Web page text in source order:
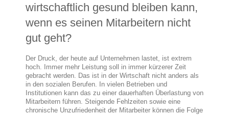
wirtschaftlich gesund bleiben kann,
wenn es seinen Mitarbeitern nicht
gut geht?
Der Druck, der heute auf Unternehmen lastet, ist extrem
hoch. Immer mehr Leistung soll in immer kürzerer Zeit
gebracht werden. Das ist in der Wirtschaft nicht anders als
in den sozialen Berufen. In vielen Betrieben und
Institutionen kann das zu einer dauerhaften Überlastung von
Mitarbeitern führen. Steigende Fehlzeiten sowie eine
chronische Unzufriedenheit der Mitarbeiter können die Folge